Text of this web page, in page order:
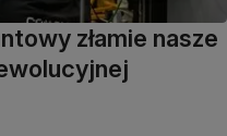
złamie nasze